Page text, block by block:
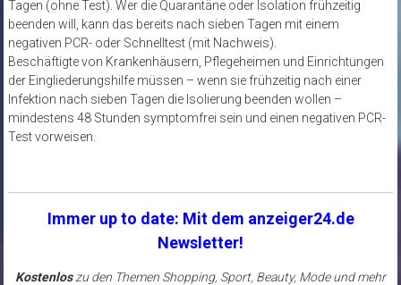
Tagen (ohne Test). Wer die Quarantäne oder Isolation frühzeitig
beenden will, kann das bereits nach sieben Tagen mit einem
negativen PCR- oder Schnelltest (mit Nachweis).
Beschäftigte von Krankenhäusern, Pflegeheimen und Einrichtungen
der Eingliederungshilfe müssen – wenn sie frühzeitig nach einer
Infektion nach sieben Tagen die Isolierung beenden wollen –
mindestens 48 Stunden symptomfrei sein und einen negativen PCR-
Test vorweisen.
Immer up to date: Mit dem anzeiger24.de
Newsletter!
Kostenloszu den Themen Shopping, Sport, Beauty, Mode und mehr